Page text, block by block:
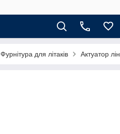
Фурнітура для літаків Актуатор